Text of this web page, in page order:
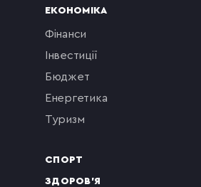
ЕКОНОМІКА
фінанси
інвестиції
бюджет
енергетика
туризм
СПОРТ
ЗДОРОВ'Я